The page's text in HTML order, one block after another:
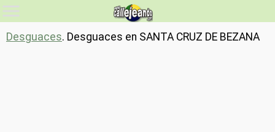
Desguaces. Desguaces en SANTA CRUZ DE BEZANA